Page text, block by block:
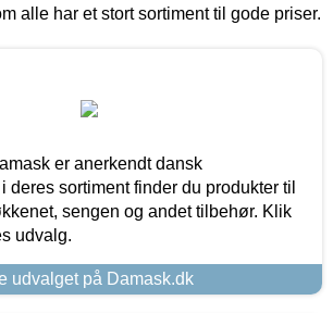
alle har et stort sortiment til gode priser.
er anerkendt dansk
deres sortiment finder du produkter til
sengen og andet tilbehør. Klik
udvalg.
udvalget på Damask.dk